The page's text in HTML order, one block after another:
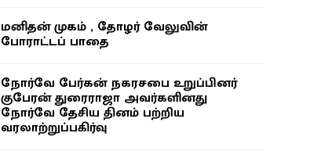
மனிதன் முகம் , தோழர் வேலுவின்
போராட்டப் பாதை
நோர்வே பேர்கன் நகரசபை உறுப்பினர்
குபேரன் துரைராஜா அவர்களினது
நோர்வே தேசிய தினம் பற்றிய
வரலாற்றுப்பகிர்வு